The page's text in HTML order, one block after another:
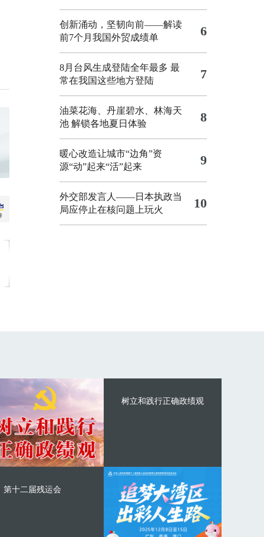
创新涌动，坚韧向前——解读
前7个月我国外贸成绩单
6
8月台风生成登陆全年最多 最
常在我国这些地方登陆
7
油菜花海、丹崖碧水、林海天
池 解锁各地夏日体验
8
暖心改造让城市“边角”资
源“动”起来“活”起来
9
外交部发言人——日本执政当
局应停止在核问题上玩火
10
树立和践行正确政绩观
第十二届残运会